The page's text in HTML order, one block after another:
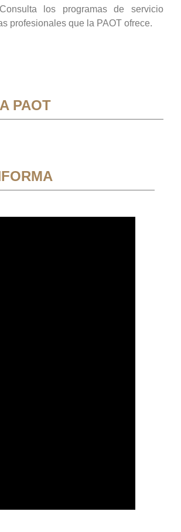
los programas de servicio
profesionales que la PAOT ofrece.
PAOT